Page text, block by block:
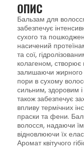
ОПИС
Бальзам для
забезпечує
сухого та
насичений
та сої,
колагеном, створює
залишаючи
пори в сухому
сильним, здоровим
також забезпечує
впливу термічних
праски та фени.
волосся, надаючи їм
відновлюючи їх
Аромат квітучого